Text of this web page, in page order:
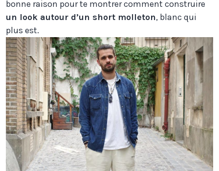
bonne raison pour te montrer comment construire
un look autour d’un short molleton, blanc qui
plus est.